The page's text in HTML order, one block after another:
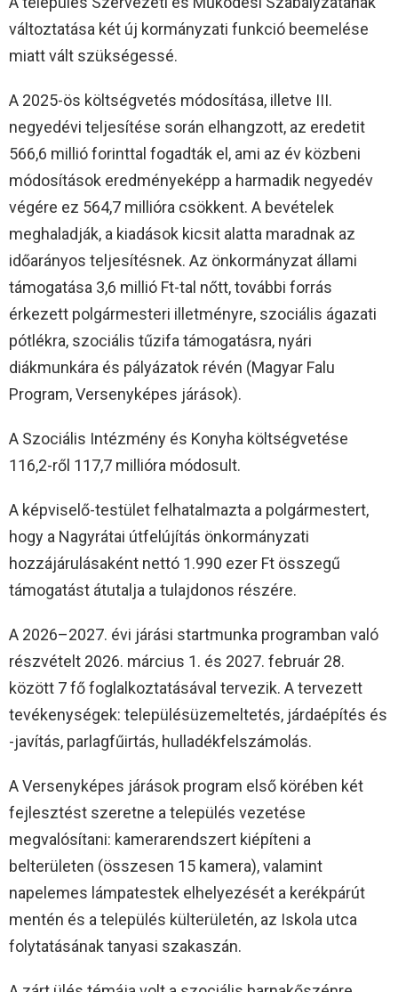
változtatása két új kormányzati funkció beemelése
miatt vált szükségessé.
A 2025-ös költségvetés módosítása, illetve III.
negyedévi teljesítése során elhangzott, az eredetit
566,6 millió forinttal fogadták el, ami az év közbeni
módosítások eredményeképp a harmadik negyedév
végére ez 564,7 millióra csökkent. A bevételek
meghaladják, a kiadások kicsit alatta maradnak az
időarányos teljesítésnek. Az önkormányzat állami
támogatása 3,6 millió Ft-tal nőtt, további forrás
érkezett polgármesteri illetményre, szociális ágazati
pótlékra, szociális tűzifa támogatásra, nyári
diákmunkára és pályázatok révén (Magyar Falu
Program, Versenyképes járások).
A Szociális Intézmény és Konyha költségvetése
116,2-ről 117,7 millióra módosult.
A képviselő-testület felhatalmazta a polgármestert,
hogy a Nagyrátai útfelújítás önkormányzati
hozzájárulásaként nettó 1.990 ezer Ft összegű
támogatást átutalja a tulajdonos részére.
A 2026–2027. évi járási startmunka programban való
részvételt 2026. március 1. és 2027. február 28.
között 7 fő foglalkoztatásával tervezik. A tervezett
tevékenységek: településüzemeltetés, járdaépítés és
-javítás, parlagfűirtás, hulladékfelszámolás.
A Versenyképes járások program első körében két
fejlesztést szeretne a település vezetése
megvalósítani: kamerarendszert kiépíteni a
belterületen (összesen 15 kamera), valamint
napelemes lámpatestek elhelyezését a kerékpárút
mentén és a település külterületén, az Iskola utca
folytatásának tanyasi szakaszán.